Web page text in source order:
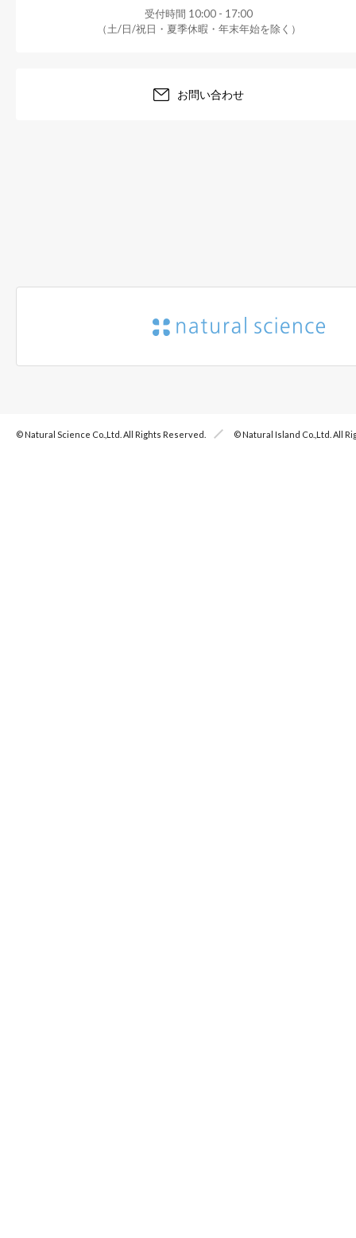
受付時間 10:00 - 17:00
（土/日/祝日・夏季休暇・年末年始を除く）
お問い合わせ
© Natural Science Co.,Ltd. All Rights Reserved. © Natural Island Co.,Ltd. All